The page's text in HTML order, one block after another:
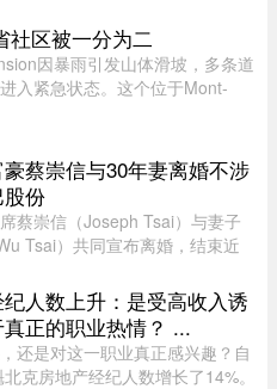
也会有人好奇：邓煜研究的狭义
和王虹研 ...
社区被一分为二
因暴雨引发山体滑坡，多条道
入紧急状态。这个位于Mont-
量超过1 ...
蔡崇信与30年妻离婚不涉
份
蔡崇信（Joseph Tsai）与妻子
Tsai）共同宣布离婚，结束近
定。目前没有出售任何阿里巴巴
信担任阿里 ...
人数上升：是受高收入诱
正的职业热情？ ...
还是对这一职业真正感兴趣？自
克房地产经纪人数增长了14%。